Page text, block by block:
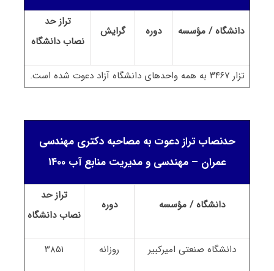
دانشگاه / مؤسسه دوره گرایش
تراز حد
نصاب دانشگاه
تزار ۳۴۶۷ به همه واحدهای دانشگاه آزاد دعوت شده است.
حدنصاب تراز دعوت به مصاحبه دکتری مهندسی
عمران – مهندسی و مدیریت منابع آب ۱۴۰۰
دانشگاه / مؤسسه دوره
تراز حد
نصاب دانشگاه
دانشگاه صنعتی امیرکبیر روزانه ۳۸۵۱